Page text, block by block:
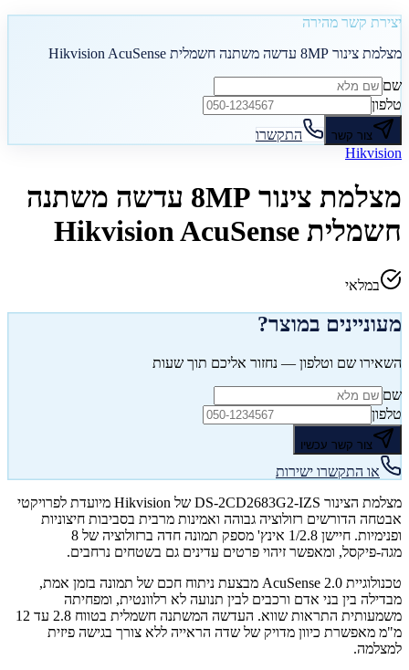
יצירת קשר מהירה
מצלמת צינור 8MP עדשה משתנה חשמלית Hikvision AcuSense
שם
טלפון
צור קשר
התקשרו
Hikvision
מצלמת צינור 8MP עדשה משתנה
חשמלית Hikvision AcuSense
במלאי
מעוניינים במוצר?
השאירו שם וטלפון — נחזור אליכם תוך שעות
שם
טלפון
צור קשר עכשיו
או התקשרו ישירות
מצלמת הצינור DS-2CD2683G2-IZS של Hikvision מיועדת לפרויקטי
אבטחה הדורשים רזולוציה גבוהה ואמינות מרבית בסביבות חיצוניות
ופנימיות. חיישן 1/2.8 אינץ' מספק תמונה חדה ברזולוציה של 8
מגה-פיקסל, ומאפשר זיהוי פרטים עדינים גם בשטחים נרחבים.
טכנולוגיית AcuSense 2.0 מבצעת ניתוח חכם של תמונה בזמן אמת,
מבדילה בין בני אדם ורכבים לבין תנועה לא רלוונטית, ומפחיתה
משמעותית התראות שווא. העדשה המשתנה חשמלית בטווח 2.8 עד 12
מ"מ מאפשרת כיוון מדויק של שדה הראייה ללא צורך בגישה פיזית
למצלמה.